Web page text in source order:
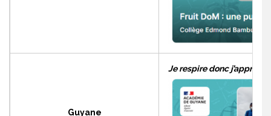
Guyane
Je respire donc j’apprends